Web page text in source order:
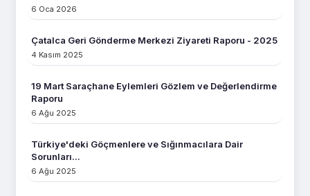
6 Oca 2026
Çatalca Geri Gönderme Merkezi Ziyareti Raporu - 2025
4 Kasım 2025
19 Mart Saraçhane Eylemleri Gözlem ve Değerlendirme
Raporu
6 Ağu 2025
Türkiye'deki Göçmenlere ve Sığınmacılara Dair
Sorunları...
6 Ağu 2025